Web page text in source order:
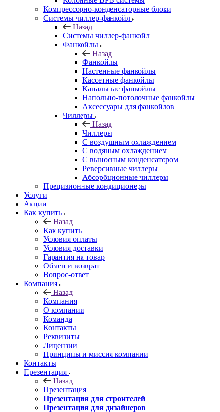
Компрессорно-конденсаторные блоки
Системы чиллер-фанкойл
Назад
Системы чиллер-фанкойл
Фанкойлы
Назад
Фанкойлы
Настенные фанкойлы
Кассетные фанкойлы
Канальные фанкойлы
Напольно-потолочные фанкойлы
Аксессуары для фанкойлов
Чиллеры
Назад
Чиллеры
С воздушным охлаждением
С водяным охлаждением
С выносным конденсатором
Реверсивные чиллеры
Абсорбционные чиллеры
Прецизионные кондиционеры
Услуги
Акции
Как купить
Назад
Как купить
Условия оплаты
Условия доставки
Гарантия на товар
Обмен и возврат
Вопрос-ответ
Компания
Назад
Компания
О компании
Команда
Контакты
Реквизиты
Лицензии
Принципы и миссия компании
Контакты
Презентация
Назад
Презентация
Презентация для строителей
Презентация для дизайнеров